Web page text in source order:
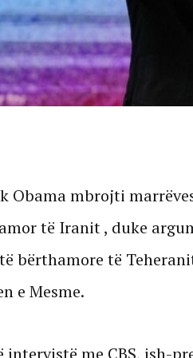
Obama mbrojti
të Iranit , duke
bërthamore të
e Mesme.
intervistë me CBS, ish-